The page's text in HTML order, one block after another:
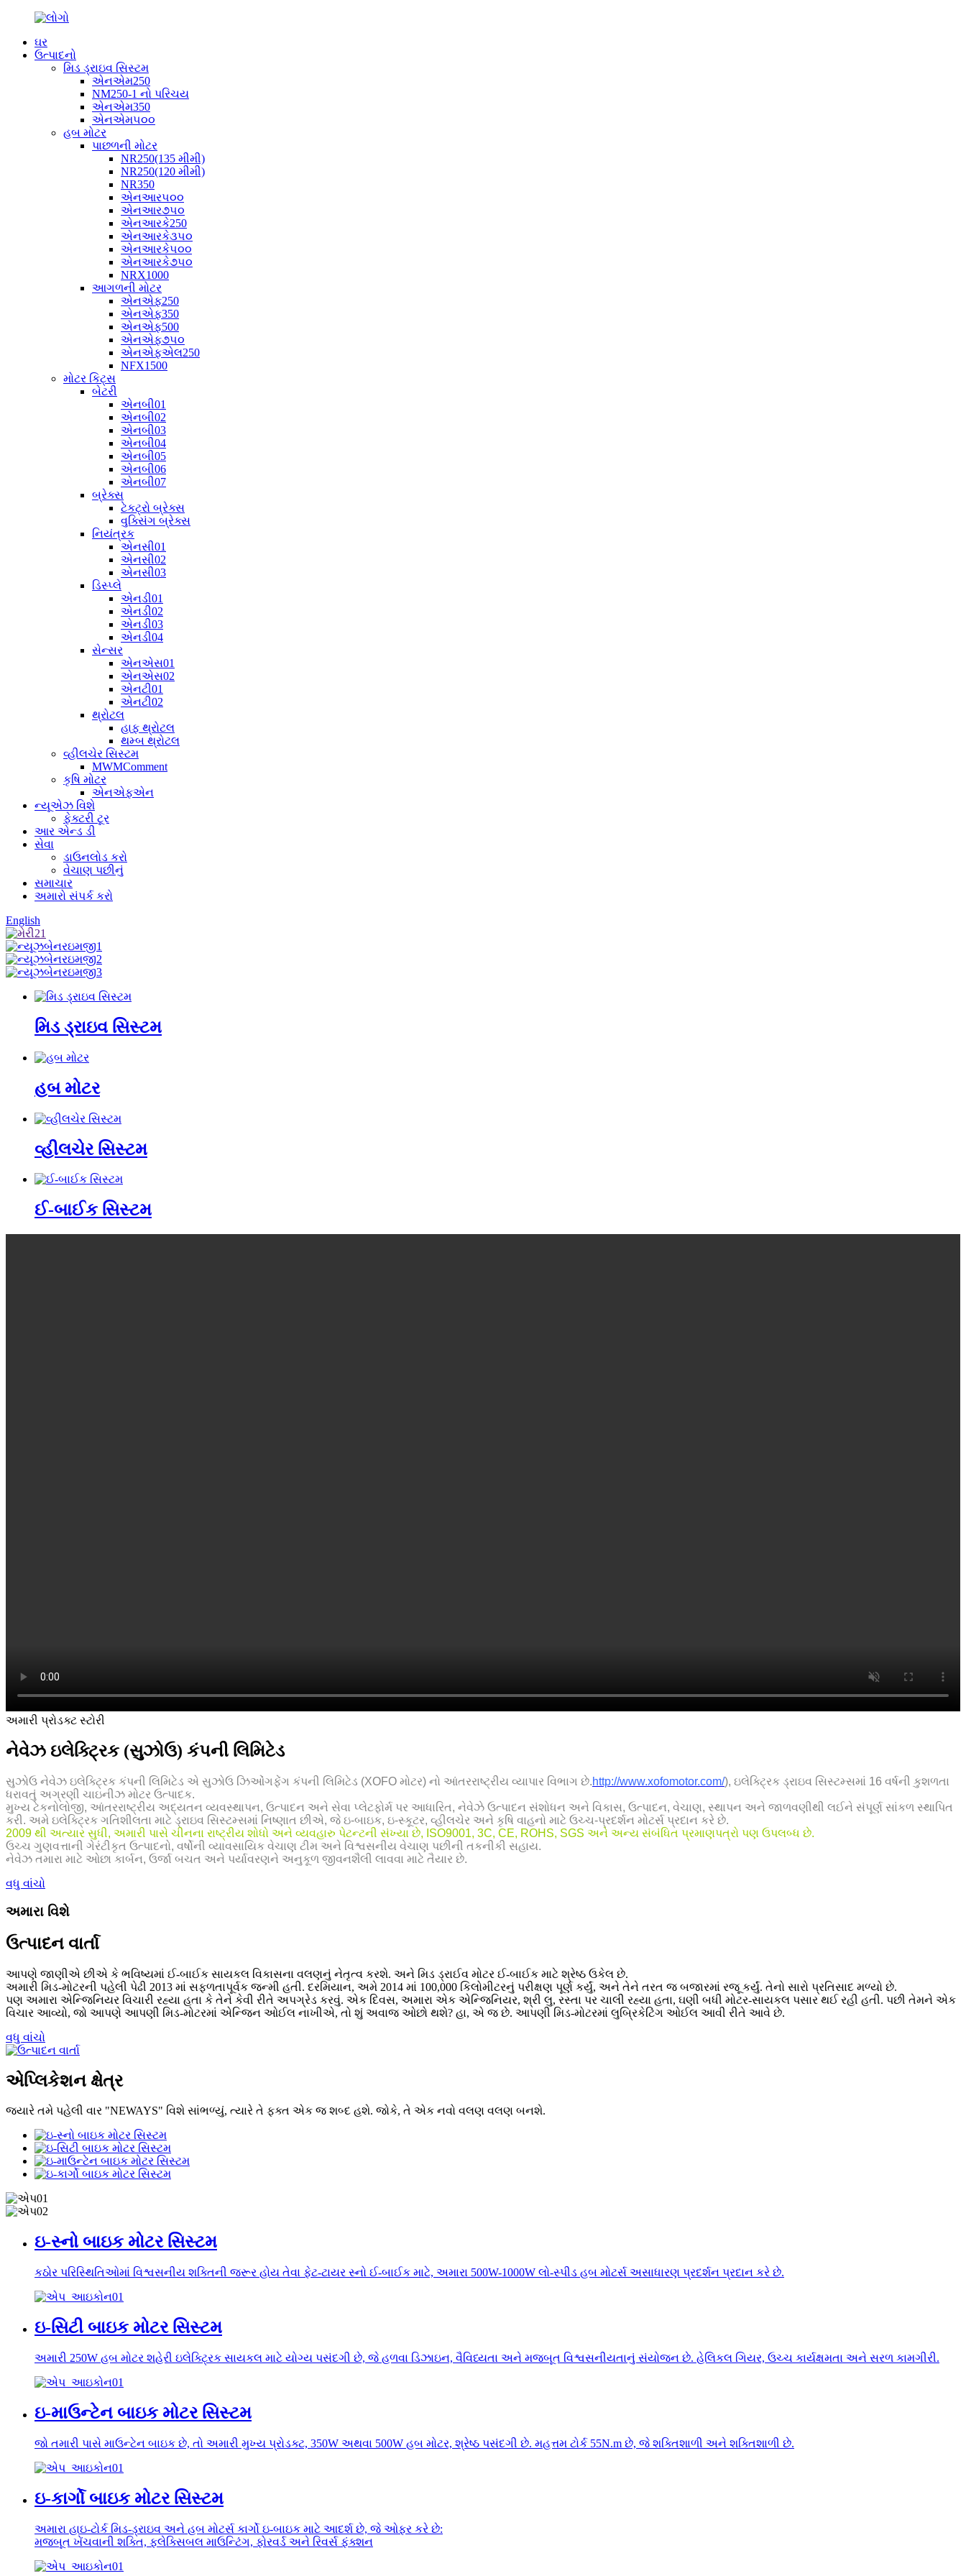
ઘર
ઉત્પાદનો
મિડ ડ્રાઇવ સિસ્ટમ
એનએમ250
NM250-1 નો પરિચય
એનએમ350
એનએમ૫૦૦
હબ મોટર
પાછળની મોટર
NR250(135 મીમી)
NR250(120 મીમી)
NR350
એનઆર૫૦૦
એનઆર૭૫૦
એનઆરકે250
એનઆરકે૩૫૦
એનઆરકે૫૦૦
એનઆરકે૭૫૦
NRX1000
આગળની મોટર
એનએફ250
એનએફ350
એનએફ500
એનએફ૭૫૦
એનએફએલ250
NFX1500
મોટર કિટ્સ
બેટરી
એનબી01
એનબી02
એનબી03
એનબી04
એનબી05
એનબી06
એનબી07
બ્રેક્સ
ટેકટ્રો બ્રેક્સ
વુક્સિંગ બ્રેક્સ
નિયંત્રક
એનસી01
એનસી02
એનસી03
ડિસ્પ્લે
એનડી01
એનડી02
એનડી03
એનડી04
સેન્સર
એનએસ01
એનએસ02
એનટી01
એનટી02
થ્રોટલ
હાફ થ્રોટલ
થમ્બ થ્રોટલ
વ્હીલચેર સિસ્ટમ
MWMComment
કૃષિ મોટર
એનએફએન
ન્યૂએઝ વિશે
ફેક્ટરી ટૂર
આર એન્ડ ડી
સેવા
ડાઉનલોડ કરો
વેચાણ પછીનું
સમાચાર
અમારો સંપર્ક કરો
English
મિડ ડ્રાઇવ સિસ્ટમ
હબ મોટર
વ્હીલચેર સિસ્ટમ
ઈ-બાઈક સિસ્ટમ
અમારી પ્રોડક્ટ સ્ટોરી
નેવેઝ ઇલેક્ટ્રિક (સુઝોઉ) કંપની લિમિટેડ
સુઝોઉ નેવેઝ ઇલેક્ટ્રિક કંપની લિમિટેડ એ સુઝોઉ ઝિઓંગફેંગ કંપની લિમિટેડ (XOFO મોટર) નો આંતરરાષ્ટ્રીય વ્યાપાર વિભાગ છે.http://www.xofomotor.com/), ઇલેક્ટ્રિક ડ્રાઇવ સિસ્ટમ્સમાં 16 વર્ષની કુશળતા
ધરાવતું અગ્રણી ચાઇનીઝ મોટર ઉત્પાદક.
મુખ્ય ટેકનોલોજી, આંતરરાષ્ટ્રીય અદ્યતન વ્યવસ્થાપન, ઉત્પાદન અને સેવા પ્લેટફોર્મ પર આધારિત, નેવેઝે ઉત્પાદન સંશોધન અને વિકાસ, ઉત્પાદન, વેચાણ, સ્થાપન અને જાળવણીથી લઈને સંપૂર્ણ સાંકળ સ્થાપિત
કરી. અમે ઇલેક્ટ્રિક ગતિશીલતા માટે ડ્રાઇવ સિસ્ટમ્સમાં નિષ્ણાત છીએ, જે ઇ-બાઇક, ઇ-સ્કૂટર, વ્હીલચેર અને કૃષિ વાહનો માટે ઉચ્ચ-પ્રદર્શન મોટર્સ પ્રદાન કરે છે.
2009 થી અત્યાર સુધી, અમારી પાસે ચીનના રાષ્ટ્રીય શોધો અને વ્યવહારુ પેટન્ટની સંખ્યા છે, ISO9001, 3C, CE, ROHS, SGS અને અન્ય સંબંધિત પ્રમાણપત્રો પણ ઉપલબ્ધ છે.
ઉચ્ચ ગુણવત્તાની ગેરંટીકૃત ઉત્પાદનો, વર્ષોની વ્યાવસાયિક વેચાણ ટીમ અને વિશ્વસનીય વેચાણ પછીની તકનીકી સહાય.
નેવેઝ તમારા માટે ઓછા કાર્બન, ઉર્જા બચત અને પર્યાવરણને અનુકૂળ જીવનશૈલી લાવવા માટે તૈયાર છે.
વધુ વાંચો
અમારા વિશે
ઉત્પાદન વાર્તા
આપણે જાણીએ છીએ કે ભવિષ્યમાં ઈ-બાઈક સાયકલ વિકાસના વલણનું નેતૃત્વ કરશે. અને મિડ ડ્રાઈવ મોટર ઈ-બાઈક માટે શ્રેષ્ઠ ઉકેલ છે.
અમારી મિડ-મોટરની પહેલી પેઢી 2013 માં સફળતાપૂર્વક જન્મી હતી. દરમિયાન, અમે 2014 માં 100,000 કિલોમીટરનું પરીક્ષણ પૂર્ણ કર્યું, અને તેને તરત જ બજારમાં રજૂ કર્યું. તેનો સારો પ્રતિસાદ મળ્યો છે.
પણ અમારા એન્જિનિયર વિચારી રહ્યા હતા કે તેને કેવી રીતે અપગ્રેડ કરવું. એક દિવસ, અમારા એક એન્જિનિયર, શ્રી લુ, રસ્તા પર ચાલી રહ્યા હતા, ઘણી બધી મોટર-સાયકલ પસાર થઈ રહી હતી. પછી તેમને એક
વિચાર આવ્યો, જો આપણે આપણી મિડ-મોટરમાં એન્જિન ઓઈલ નાખીએ, તો શું અવાજ ઓછો થશે? હા, એ જ છે. આપણી મિડ-મોટરમાં લુબ્રિકેટિંગ ઓઈલ આવી રીતે આવે છે.
વધુ વાંચો
એપ્લિકેશન ક્ષેત્ર
જ્યારે તમે પહેલી વાર "NEWAYS" વિશે સાંભળ્યું, ત્યારે તે ફક્ત એક જ શબ્દ હશે. જોકે, તે એક નવો વલણ વલણ બનશે.
ઇ-સ્નો બાઇક મોટર સિસ્ટમ
કઠોર પરિસ્થિતિઓમાં વિશ્વસનીય શક્તિની જરૂર હોય તેવા ફેટ-ટાયર સ્નો ઈ-બાઈક માટે, અમારા 500W-1000W લો-સ્પીડ હબ મોટર્સ અસાધારણ પ્રદર્શન પ્રદાન કરે છે.
ઇ-સિટી બાઇક મોટર સિસ્ટમ
અમારી 250W હબ મોટર શહેરી ઇલેક્ટ્રિક સાયકલ માટે યોગ્ય પસંદગી છે, જે હળવા ડિઝાઇન, વૈવિધ્યતા અને મજબૂત વિશ્વસનીયતાનું સંયોજન છે. હેલિકલ ગિયર, ઉચ્ચ કાર્યક્ષમતા અને સરળ કામગીરી.
ઇ-માઉન્ટેન બાઇક મોટર સિસ્ટમ
જો તમારી પાસે માઉન્ટેન બાઇક છે, તો અમારી મુખ્ય પ્રોડક્ટ, 350W અથવા 500W હબ મોટર, શ્રેષ્ઠ પસંદગી છે. મહત્તમ ટોર્ક 55N.m છે, જે શક્તિશાળી અને શક્તિશાળી છે.
ઇ-કાર્ગો બાઇક મોટર સિસ્ટમ
અમારા હાઇ-ટોર્ક મિડ-ડ્રાઇવ અને હબ મોટર્સ કાર્ગો ઇ-બાઇક માટે આદર્શ છે, જે ઓફર કરે છે:
મજબૂત ખેંચવાની શક્તિ, ફ્લેક્સિબલ માઉન્ટિંગ, ફોરવર્ડ અને રિવર્સ ફંક્શન